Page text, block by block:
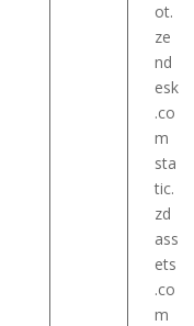
ot.
ze
nd
esk
.co
m
sta
tic.
zd
ass
ets
.co
m